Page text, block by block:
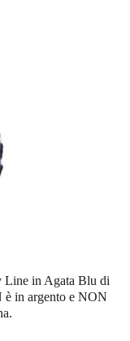
Line in Agata Blu di
è in argento e NON